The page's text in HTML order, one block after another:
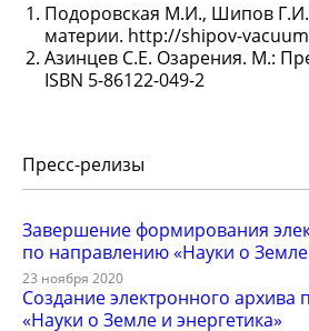
Подоровская М.И., Шипов
материи. http://shipov-
Азинцев С.Е. Озарения. М.:
ISBN 5-86122-049-2
Пресс-релизы
Завершение формирования
по направлению «Науки о Земле
23 ноября 2020
Создание электронного
«Науки о Земле и энергетика»